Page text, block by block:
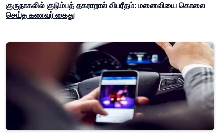
குருநாகலில் குடும்பத் தகராறால் விபரீதம்: மனைவியை கொலை
செய்த கணவர் கைது